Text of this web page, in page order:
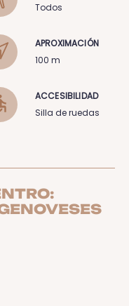
Todos
APROXIMACIÓN
100 m
ACCESIBILIDAD
Silla de ruedas